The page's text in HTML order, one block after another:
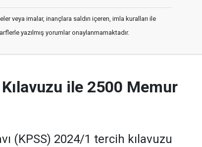
veya imalar, inançlara saldırı içeren, imla kuralları ile
yazılmış yorumlar onaylanmamaktadır.
ile 2500 Memur
(KPSS) 2024/1 tercih kılavuzu